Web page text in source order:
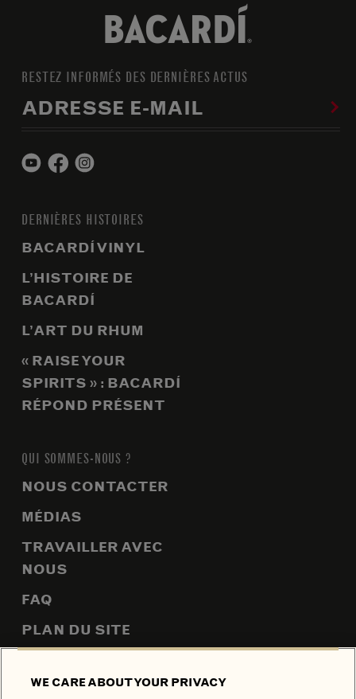
RESTEZ INFORMÉS DES DERNIÈRES ACTUS
ADRESSE E-MAIL
DERNIÈRES HISTOIRES
BACARDÍ VINYL
L’HISTOIRE DE
BACARDÍ
L’ART DU RHUM
« RAISE YOUR
SPIRITS » : BACARDÍ
RÉPOND PRÉSENT
QUI SOMMES-NOUS ?
NOUS CONTACTER
MÉDIAS
TRAVAILLER AVEC
NOUS
FAQ
PLAN DU SITE
WE CARE ABOUT YOUR PRIVACY